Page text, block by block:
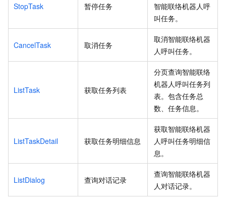
StopTask 暂停任务
智能联络机器人呼
叫任务。
CancelTask 取消任务
取消智能联络机器
人呼叫任务。
ListTask 获取任务列表
分页查询智能联络
机器人呼叫任务列
表。包含任务总
数、任务信息。
ListTaskDetail 获取任务明细信息
获取智能联络机器
人呼叫任务明细信
息。
ListDialog 查询对话记录
查询智能联络机器
人对话记录。